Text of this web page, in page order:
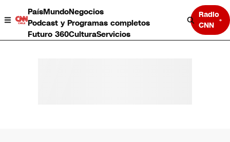
PaísMundoNegocios
Podcast y Programas completos
Futuro 360CulturaServicios
Radio
CNN